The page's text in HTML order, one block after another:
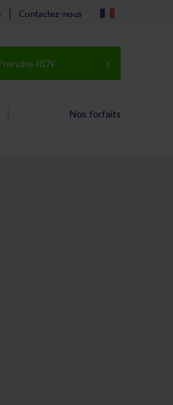
Contactez-nous
RDV keyboard_arrow_right
Nos forfaits